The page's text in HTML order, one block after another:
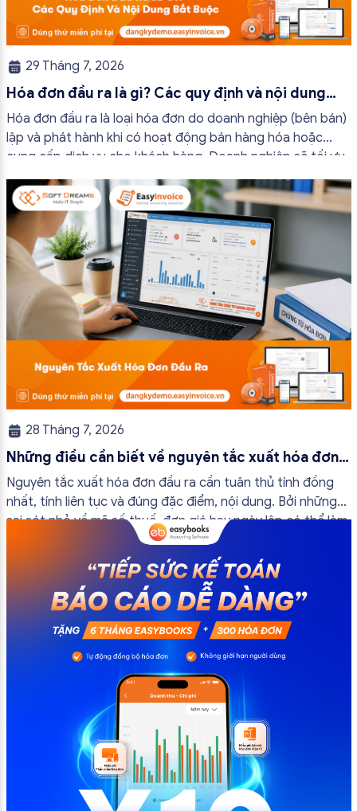
29 Tháng 7, 2026
Hóa đơn đầu ra là gì? Các quy định và nội dung
bắt buộc mới nhất
Hóa đơn đầu ra là loại hóa đơn do doanh nghiệp (bên bán)
lập và phát hành khi có hoạt động bán hàng hóa hoặc
cung cấp dịch vụ cho khách hàng. Doanh nghiệp sẽ tối ưu
quy trình vận hành và tránh được những án phạt hành
chính không đáng có nếu nắm rõ […]
28 Tháng 7, 2026
Những điều cần biết về nguyên tắc xuất hóa đơn
đầu ra
Nguyên tắc xuất hóa đơn đầu ra cần tuân thủ tính đồng
nhất, tính liên tục và đúng đặc điểm, nội dung. Bởi những
sai sót nhỏ về mã số thuế, đơn giá hay ngày lập có thể làm
ảnh hưởng đến quá trình quyết toán thuế của bạn. Kế
toán có thể tham khảo […]